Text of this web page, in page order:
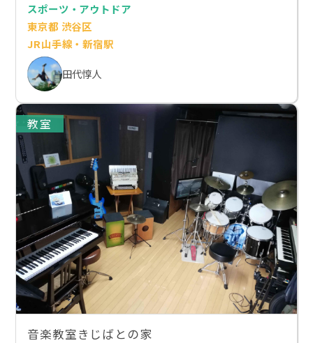
スポーツ・アウトドア
東京都 渋谷区
JR山手線・新宿駅
田代惇人
教室
音楽教室きじばとの家